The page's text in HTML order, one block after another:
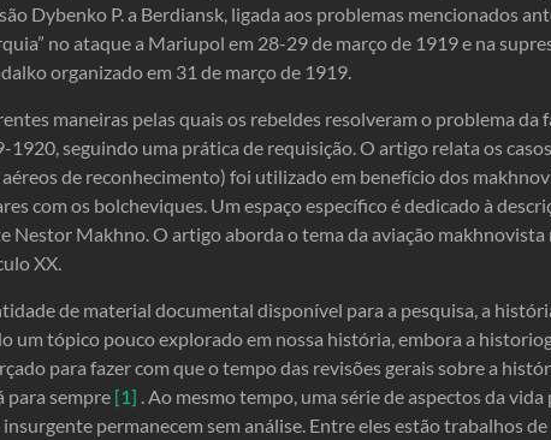
Dybenko P. a Berdiansk, ligada aos problemas mencionados
no ataque a Mariupol em 28-29 de março de 1919 e na
organizado em 31 de março de 1919.
maneiras pelas quais os rebeldes resolveram o problema da
1920, seguindo uma prática de requisição. O artigo relata os
de reconhecimento) foi utilizado em benefício dos
com os bolcheviques. Um espaço específico é dedicado à
Nestor Makhno. O artigo aborda o tema da aviação makhnovista
XX.
de material documental disponível para a pesquisa, a
um tópico pouco explorado em nossa história, embora a
para fazer com que o tempo das revisões gerais sobre a
para sempre [1] . Ao mesmo tempo, uma série de aspectos da
permanecem sem análise. Entre eles estão trabalhos de